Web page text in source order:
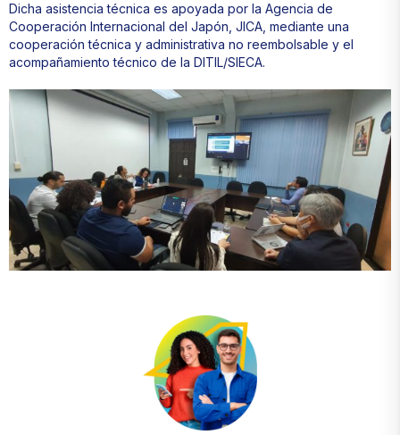
Dicha asistencia técnica es apoyada por la Agencia de
Cooperación Internacional del Japón, JICA, mediante una
cooperación técnica y administrativa no reembolsable y el
acompañamiento técnico de la DITIL/SIECA.